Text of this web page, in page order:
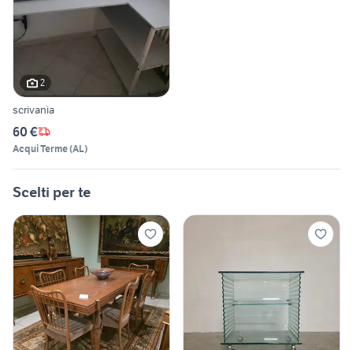
2
scrivania
60 €
Acqui Terme(AL)
Scelti per te